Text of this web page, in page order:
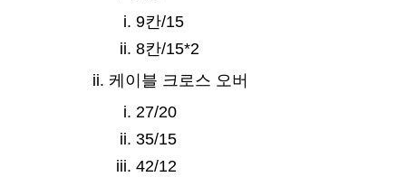
9칸/15
8칸/15*2
케이블 크로스 오버
27/20
35/15
42/12